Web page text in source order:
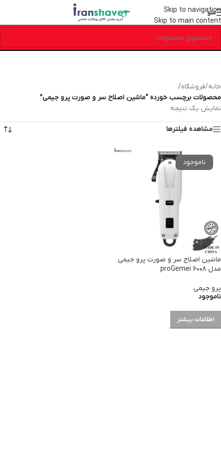
Skip to navigation
Skip to main content
منو
خانه/فروشگاه/
محصولات برچسب خورده “ماشین اصلاح سر و صورت پرو جیمی”
نمایش یک نتیجه
مشاهده فیلترها
ماشین اصلاح سر و صورت پرو جیمی
مدل ۶۰۰۸ proGemei
پرو جیمی
ناموجود
اطلاعات بیشتر